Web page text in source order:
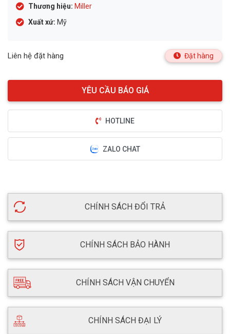
Thương hiệu: Miller
Xuất xứ: Mỹ
Liên hệ đặt hàng Đặt hàng
HOTLINE
ZALO CHAT
CHÍNH SÁCH ĐỔI TRẢ
CHÍNH SÁCH BẢO HÀNH
CHÍNH SÁCH VẬN CHUYỂN
CHÍNH SÁCH ĐẠI LÝ